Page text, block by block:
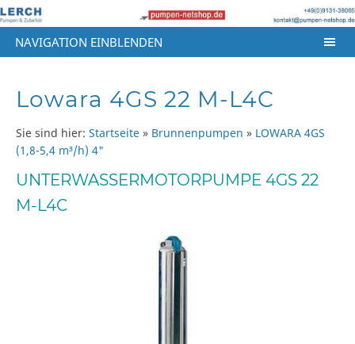
NAVIGATION EINBLENDEN
Lowara 4GS 22 M-L4C
Sie sind hier: Startseite » Brunnenpumpen » LOWARA 4GS
(1,8-5,4 m³/h) 4"
UNTERWASSERMOTORPUMPE 4GS 22
M-L4C